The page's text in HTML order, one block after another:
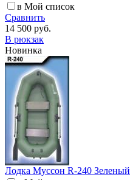
в Мой список
Сравнить
14 500 руб.
В рюкзак
Новинка
Лодка Муссон R-240 Зеленый